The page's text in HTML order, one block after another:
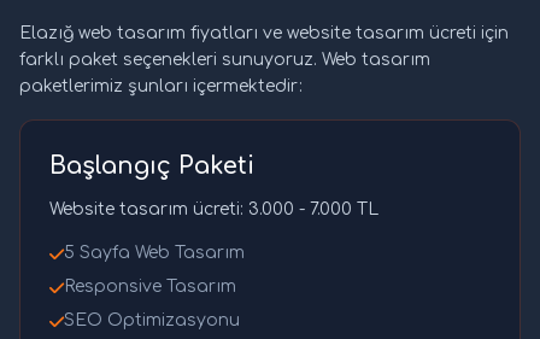
Elazığ web tasarım fiyatları ve website tasarım ücreti için
farklı paket seçenekleri sunuyoruz. Web tasarım
paketlerimiz şunları içermektedir:
Başlangıç Paketi
Website tasarım ücreti: 3.000 - 7.000 TL
5 Sayfa Web Tasarım
Responsive Tasarım
SEO Optimizasyonu